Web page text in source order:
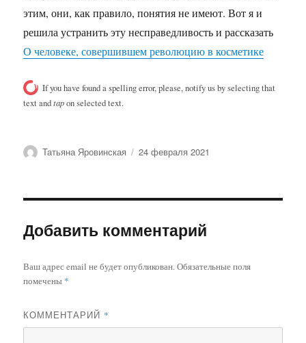
этим, они, как правило, понятия не имеют. Вот я и
решила устранить эту несправедливость и рассказать
О человеке, совершившем революцию в косметике
If you have found a spelling error, please, notify us by selecting that
text andtapon selected text.
Автор
Татьяна Яровинская Опубликовано
24 февраля 2021
Добавить комментарий
Ваш адрес email не будет опубликован.Обязательные поля
помечены *
КОММЕНТАРИЙ *